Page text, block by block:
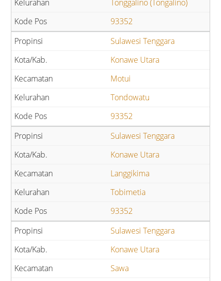
Tonggalino (Tongalino)
93352
Sulawesi Tenggara
Konawe Utara
Motui
Tondowatu
93352
Sulawesi Tenggara
Konawe Utara
Langgikima
Tobimetia
93352
Sulawesi Tenggara
Konawe Utara
Sawa